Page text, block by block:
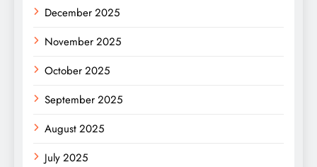
December 2025
November 2025
October 2025
September 2025
August 2025
July 2025